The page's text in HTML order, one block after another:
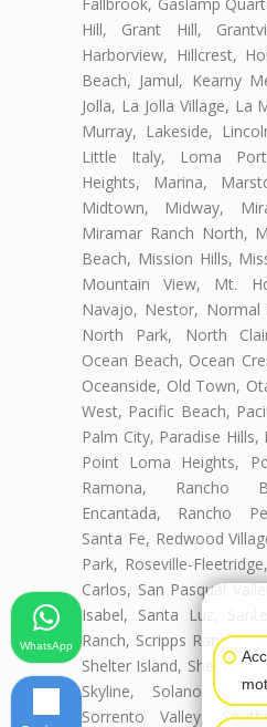
Hill, Grant Hill,
Harborview, Hillcrest,
Beach, Jamul, Kearny
Jolla, La Jolla Village, La
Murray, Lakeside,
Little Italy, Loma
Heights, Marina,
Midtown, Midway,
Miramar Ranch North,
Beach, Mission Hills,
Mountain View, Mt.
Navajo, Nestor, Normal
North Park, North
Ocean Beach, Ocean
Oceanside, Old Town,
West, Pacific Beach,
Palm City, Paradise
Point Loma Heights,
Ramona, Rancho
Encantada, Rancho
Santa Fe, Redwood
Park, Roseville-
Carlos, San Pasqual
Isabel, Santa Luz,
Ranch, Scripps Ranch,
Shelter Island, Sherman
Skyline, Solano
Sorrento Valley,
WhatsApp